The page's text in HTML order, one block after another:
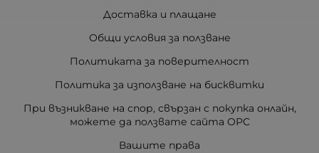
Доставка и плащане
Общи условия за ползване
Политиката за поверителност
Политика за използване на бисквитки
При възникване на спор, свързан с покупка онлайн,
можете да ползвате сайта ОРС
Вашите права